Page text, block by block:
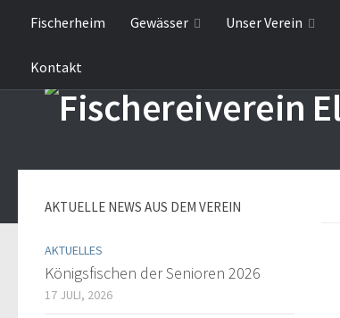
Fischerheim Gewässer Unser Verein
Kontakt
AKTUELLE NEWS AUS DEM VEREIN
AKTUELLES
Königsfischen der Senioren 2026
17 JULI, 2026